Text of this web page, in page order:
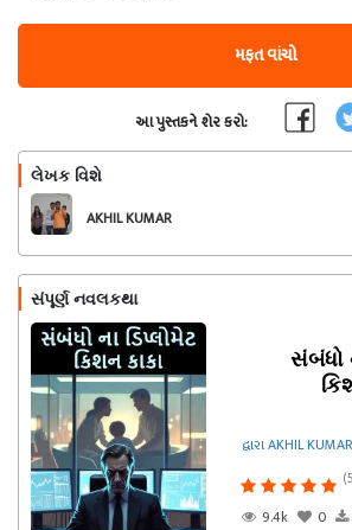
મફત વાંચો
આ પુસ્તકને શેર કરો:
લેખક વિશે
AKHIL KUMAR
સંપૂર્ણ નવલકથા
સંબંધો
દ્વારા AKHIL KUMAR
9.4k
0